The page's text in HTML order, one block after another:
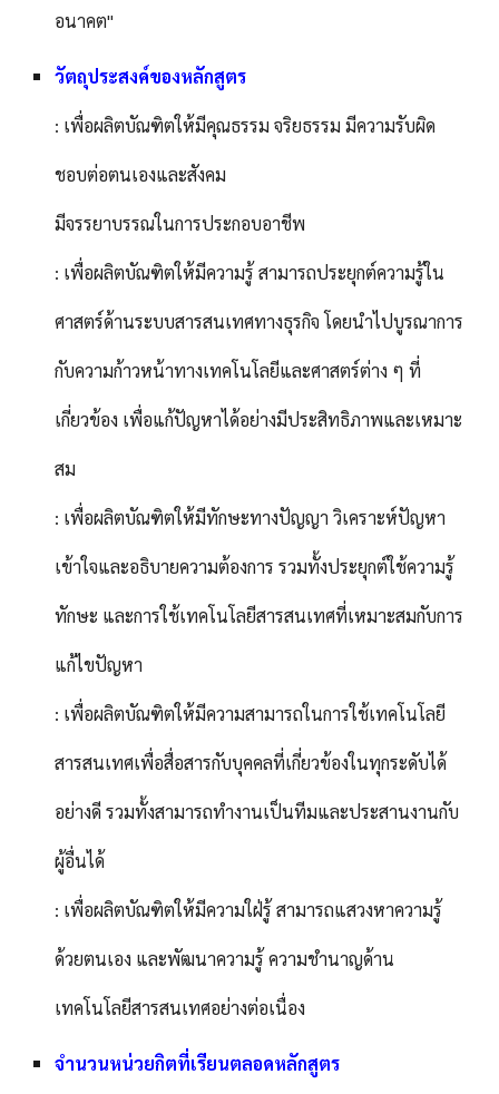
อนาคต"
วัตถุประสงค์ของหลักสูตร
: เพื่อผลิตบัณฑิตให้มีคุณธรรม จริยธรรม มีความรับผิด
ชอบต่อตนเองและสังคม
มีจรรยาบรรณในการประกอบอาชีพ
: เพื่อผลิตบัณฑิตให้มีความรู้ สามารถประยุกต์ความรู้ใน
ศาสตร์ด้านระบบสารสนเทศทางธุรกิจ โดยนำไปบูรณาการ
กับความก้าวหน้าทางเทคโนโลยีและศาสตร์ต่าง ๆ ที่
เกี่ยวข้อง เพื่อแก้ปัญหาได้อย่างมีประสิทธิภาพและเหมาะ
สม
: เพื่อผลิตบัณฑิตให้มีทักษะทางปัญญา วิเคราะห์ปัญหา
เข้าใจและอธิบายความต้องการ รวมทั้งประยุกต์ใช้ความรู้
ทักษะ และการใช้เทคโนโลยีสารสนเทศที่เหมาะสมกับการ
แก้ไขปัญหา
: เพื่อผลิตบัณฑิตให้มีความสามารถในการใช้เทคโนโลยี
สารสนเทศเพื่อสื่อสารกับบุคคลที่เกี่ยวข้องในทุกระดับได้
อย่างดี รวมทั้งสามารถทำงานเป็นทีมและประสานงานกับ
ผู้อื่นได้
: เพื่อผลิตบัณฑิตให้มีความใฝ่รู้ สามารถแสวงหาความรู้
ด้วยตนเอง และพัฒนาความรู้ ความชำนาญด้าน
เทคโนโลยีสารสนเทศอย่างต่อเนื่อง
จำนวนหน่วยกิตที่เรียนตลอดหลักสูตร